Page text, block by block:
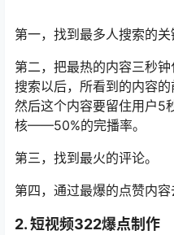
第一，找到最多人搜索的关
第二，把最热的内容三秒
搜索以后，所看到的内容的
然后这个内容要留住用户5
核——50%的完播率。
第三，找到最火的评论。
第四，通过最爆的点赞内容
2. 短视频322爆点制作